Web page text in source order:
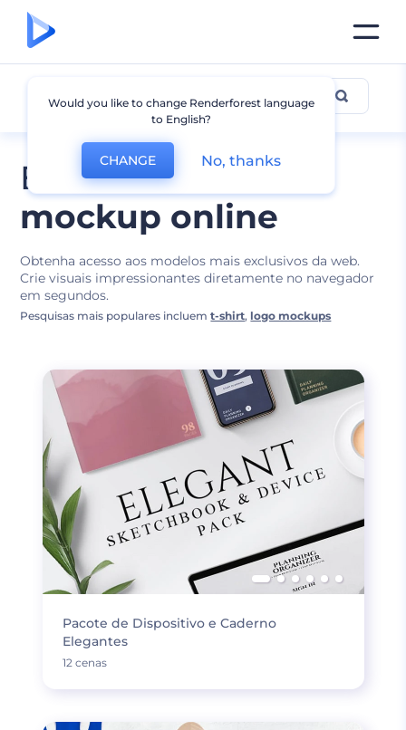
Edite o melhor
mockup online
Obtenha acesso aos modelos mais exclusivos da web.
Crie visuais impressionantes diretamente no navegador
em segundos.
Designs de Mockups
Pesquisas mais populares incluemt-shirt, logo mockups
Pacote de Dispositivo e Caderno
Elegantes
12 cenas
Would you like to change Renderforest language
to English?
CHANGE No, thanks